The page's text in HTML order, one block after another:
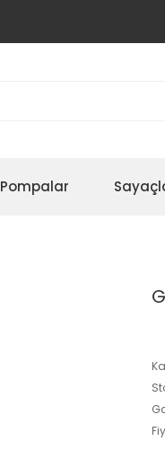
Pompalar